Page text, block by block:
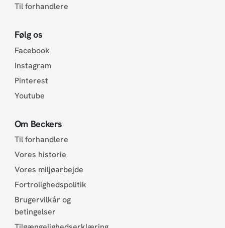
Til forhandlere
Følg os
Facebook
Instagram
Pinterest
Youtube
Om Beckers
Til forhandlere
Vores historie
Vores miljøarbejde
Fortrolighedspolitik
Brugervilkår og
betingelser